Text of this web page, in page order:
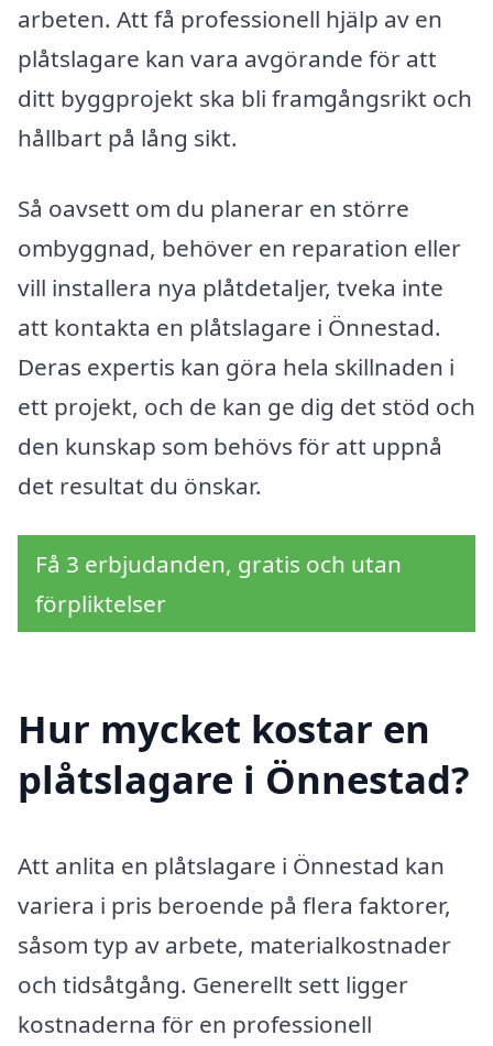
arbeten. Att få professionell hjälp av en
plåtslagare kan vara avgörande för att
ditt byggprojekt ska bli framgångsrikt och
hållbart på lång sikt.
Så oavsett om du planerar en större
ombyggnad, behöver en reparation eller
vill installera nya plåtdetaljer, tveka inte
att kontakta en plåtslagare i Önnestad.
Deras expertis kan göra hela skillnaden i
ett projekt, och de kan ge dig det stöd och
den kunskap som behövs för att uppnå
det resultat du önskar.
Få 3 erbjudanden, gratis och utan
förpliktelser
Hur mycket kostar en
plåtslagare i Önnestad?
Att anlita en plåtslagare i Önnestad kan
variera i pris beroende på flera faktorer,
såsom typ av arbete, materialkostnader
och tidsåtgång. Generellt sett ligger
kostnaderna för en professionell